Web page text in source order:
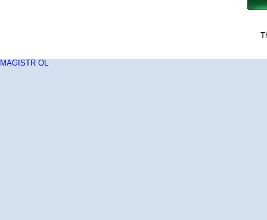
MAGISTR OL